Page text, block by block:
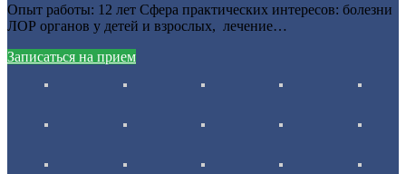
Опыт работы: 12 лет Сфера практических интересов: болезни
ЛОР органов у детей и взрослых, лечение…
Записаться на прием